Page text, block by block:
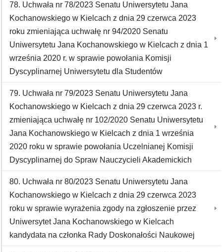
78. Uchwała nr 78/2023 Senatu Uniwersytetu Jana
Kochanowskiego w Kielcach z dnia 29 czerwca 2023
roku zmieniająca uchwałę nr 94/2020 Senatu
Uniwersytetu Jana Kochanowskiego w Kielcach z dnia 1
września 2020 r. w sprawie powołania Komisji
Dyscyplinarnej Uniwersytetu dla Studentów
79. Uchwała nr 79/2023 Senatu Uniwersytetu Jana
Kochanowskiego w Kielcach z dnia 29 czerwca 2023 r.
zmieniająca uchwałę nr 102/2020 Senatu Uniwersytetu
Jana Kochanowskiego w Kielcach z dnia 1 września
2020 roku w sprawie powołania Uczelnianej Komisji
Dyscyplinarnej do Spraw Nauczycieli Akademickich
80. Uchwała nr 80/2023 Senatu Uniwersytetu Jana
Kochanowskiego w Kielcach z dnia 29 czerwca 2023
roku w sprawie wyrażenia zgody na zgłoszenie przez
Uniwersytet Jana Kochanowskiego w Kielcach
kandydata na członka Rady Doskonałości Naukowej